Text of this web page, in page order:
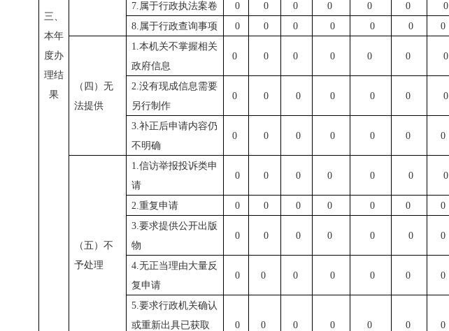
三、
本年
度办
理结
果
7.属于行政执法案卷 0 0 0 0 0 0
0
8.属于行政查询事项
0 0 0 0 0 0 0
（四）无
法提供
1.本机关不掌握相关
政府信息
0 0 0 0 0 0 0
2.没有现成信息需要
另行制作
0 0 0 0 0 0 0
3.补正后申请内容仍
不明确
0 0 0 0 0 0 0
（五）不
予处理
1.信访举报投诉类申
请
0 0 0 0 0 0 0
2.重复申请 0 0 0 0 0 0
0
3.要求提供公开出版
物
0 0 0 0 0 0 0
4.无正当理由大量反
复申请
0 0 0 0 0 0 0
5.要求行政机关确认
或重新出具已获取
0 0 0 0 0 0 0